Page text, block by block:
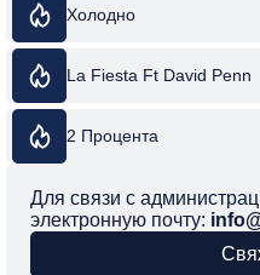
Холодно
La Fiesta Ft David Penn
2 Процента
Для связи с
электронную почту: